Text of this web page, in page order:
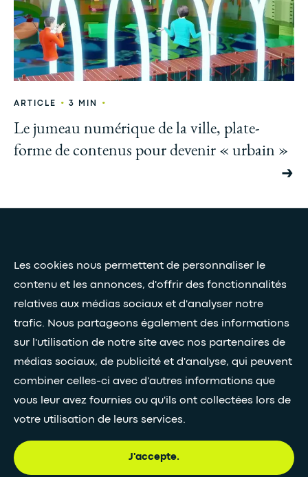
Les cookies nous permettent de personnaliser le
contenu et les annonces, d'offrir des fonctionnalités
relatives aux médias sociaux et d'analyser notre
trafic. Nous partageons également des informations
sur l'utilisation de notre site avec nos partenaires de
médias sociaux, de publicité et d'analyse, qui peuvent
combiner celles-ci avec d'autres informations que
vous leur avez fournies ou qu'ils ont collectées lors de
votre utilisation de leurs services.
J'accepte.
ARTICLE • 3 MIN •
Le jumeau numérique de la ville, plate-
forme de contenus pour devenir « urbain »
Nos livres blancs
Restez connectés grâce à notre newsletter
Inscription à la newsletter
SUIVEZ-NOUS•